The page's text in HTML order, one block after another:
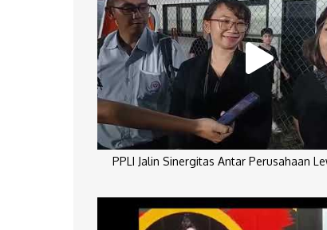
PPLI Jalin Sinergitas Antar Perusahaan